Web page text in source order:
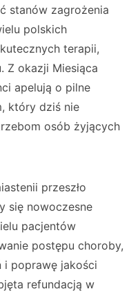
stanów zagrożenia
polskich
terapii,
Z okazji Miesiąca
apelują o pilne
który dziś nie
osób żyjących
przeszło
się nowoczesne
pacjentów
postępu choroby,
i poprawę jakości
refundacją w